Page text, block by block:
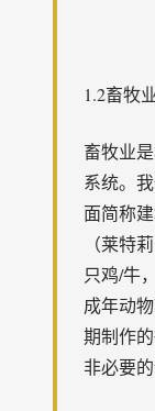
1.2畜牧
畜牧业
系统。
面简称
（莱特
只鸡/牛
成年动
期制作
非必要的